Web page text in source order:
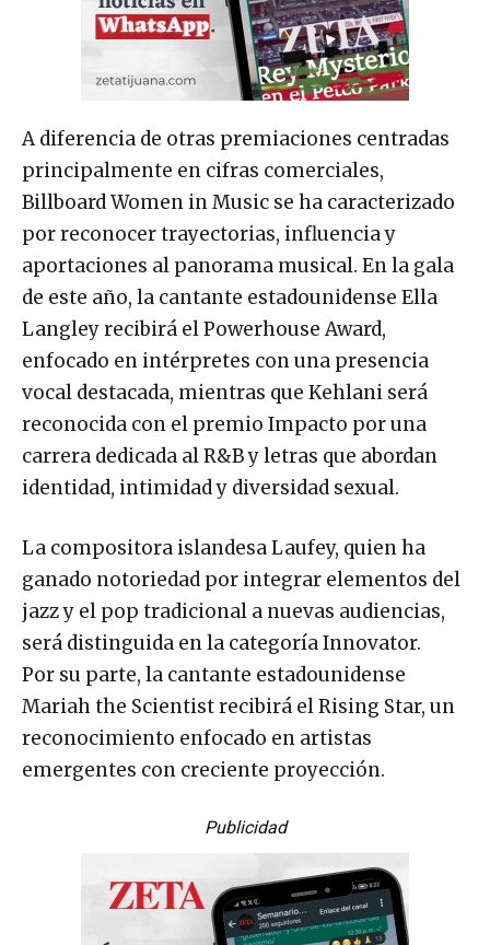
A diferencia de otras premiaciones centradas
principalmente en cifras comerciales,
Billboard Women in Music se ha caracterizado
por reconocer trayectorias, influencia y
aportaciones al panorama musical. En la gala
de este año, la cantante estadounidense Ella
Langley recibirá el Powerhouse Award,
enfocado en intérpretes con una presencia
vocal destacada, mientras que Kehlani será
reconocida con el premio Impacto por una
carrera dedicada al R&B y letras que abordan
identidad, intimidad y diversidad sexual.
La compositora islandesa Laufey, quien ha
ganado notoriedad por integrar elementos del
jazz y el pop tradicional a nuevas audiencias,
será distinguida en la categoría Innovator.
Por su parte, la cantante estadounidense
Mariah the Scientist recibirá el Rising Star, un
reconocimiento enfocado en artistas
emergentes con creciente proyección.
Publicidad